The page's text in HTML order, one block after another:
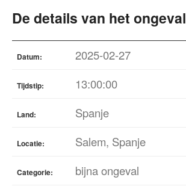
De details van het ongeval
Datum: 2025-02-27
Tijdstip: 13:00:00
Land: Spanje
Locatie: Salem, Spanje
Categorie: bijna ongeval